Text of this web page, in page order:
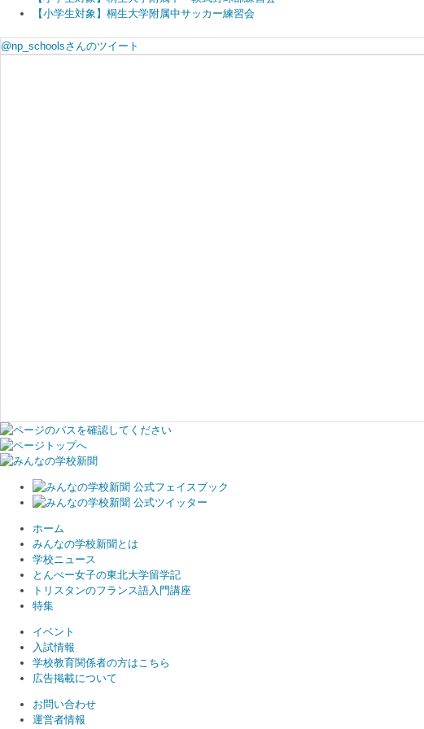
【小学生対象】桐生大学附属中サッカー練習会
@np_schoolsさんのツイート
ホーム
みんなの学校新聞とは
学校ニュース
とんぺー女子の東北大学留学記
トリスタンのフランス語入門講座
特集
イベント
入試情報
学校教育関係者の方はこちら
広告掲載について
お問い合わせ
運営者情報